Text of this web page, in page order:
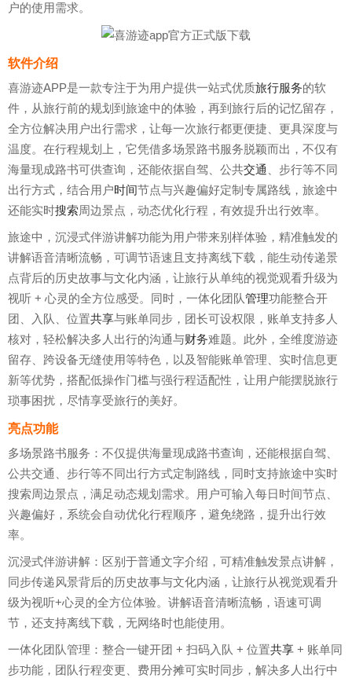
户的使用需求。
软件介绍
喜游迹APP是一款专注于为用户提供一站式优质旅行服务的软
件，从旅行前的规划到旅途中的体验，再到旅行后的记忆留存，
全方位解决用户出行需求，让每一次旅行都更便捷、更具深度与
温度。在行程规划上，它凭借多场景路书服务脱颖而出，不仅有
海量现成路书可供查询，还能依据自驾、公共交通
、步行等不同
出行方式，结合用户时间节点与兴趣偏好定制专属路线，旅途中
还能实时搜索周边景点，动态优化行程，有效提升出行效率。
旅途中，沉浸式伴游讲解功能为用户带来别样体验，精准触发的
讲解语音清晰流畅，可调节语速且支持离线下载，能生动传递景
点背后的历史故事与文化内涵，让旅行从单纯的视觉观看升级为
视听 + 心灵的全方位感受。同时，一体化团队管理功能整合开
团、入队、位置共享与账单同步，团长可设权限，账单支持多人
核对，轻松解决多人出行的沟通与财务难题。此外，全维度游迹
留存、跨设备无缝使用等特色，以及智能账单管理、实时信息更
新等优势，搭配低操作门槛与强行程适配性，让用户能摆脱旅行
琐事困扰，尽情享受旅行的美好。
亮点功能
多场景路书服务：不仅提供海量现成路书查询，还能根据自驾、
公共交通、步行等不同出行方式定制路线，同时支持旅途中实时
搜索周边景点，满足动态规划需求。用户可输入每日时间节点、
兴趣偏好，系统会自动优化行程顺序，避免绕路，提升出行效
率。
沉浸式伴游讲解：区别于普通文字介绍，可精准触发景点讲解，
同步传递风景背后的历史故事与文化内涵，让旅行从视觉观看升
级为视听+心灵的全方位体验。讲解语音清晰流畅，语速可调
节，还支持离线下载，无网络时也能使用。
一体化团队管理：整合一键开团 + 扫码入队 + 位置共享 + 账单同
步功能，团队行程变更、费用分摊可实时同步，解决多人出行中